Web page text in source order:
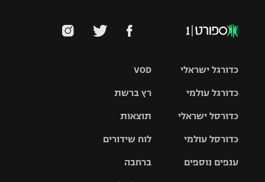
VOD
רץ ברשת
תוצאות
לוח שידורים
ברחבה
כדורגל ישראלי
גביע הטוטו
כדורגל עולמי
האלופות
ליגה
כדורסל ישראלי
סל
כדורסל עולמי
ענפים נוספים